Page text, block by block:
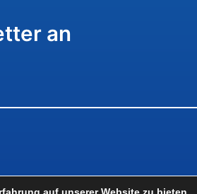
an